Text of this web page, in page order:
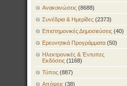
Ανακοινώσεις (8688)
Συνέδρια & Ημερίδες (2373)
Επιστημονικές Δημοσιεύσεις (40)
Ερευνητικά Προγράμματα (50)
Ηλεκτρονικές & Έντυπες
Εκδόσεις (1168)
Τύπος (887)
Απόψεις (38)